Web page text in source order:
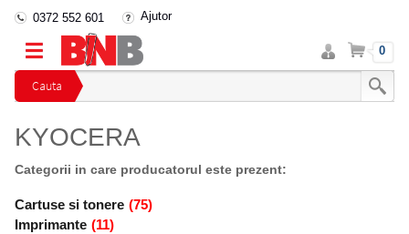
Cauta
0372 552 601 Ajutor
Intra
in
cont
Cos 0
KYOCERA
Categorii in care producatorul este prezent:
Cartuse si tonere (75)
Imprimante (11)